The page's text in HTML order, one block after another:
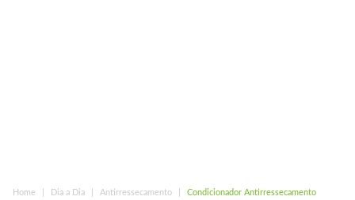
Home Dia a Dia Antirressecamento Condicionador Antirressecamento